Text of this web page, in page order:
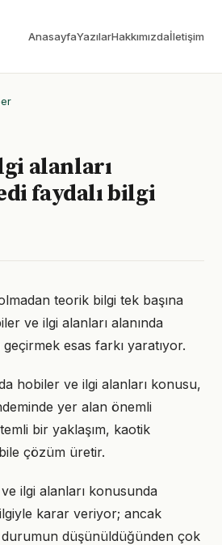
AnasayfaYazılarHakkımızdaİletişim
alanları
faydalı bilgi
teorik bilgi tek başına
ve ilgi alanları alanında
esas farkı yaratıyor.
hobiler ve ilgi alanları konusu,
yer alan önemli
bir yaklaşım, kaotik
çözüm üretir.
ilgi alanları konusunda
karar veriyor; ancak
düşünüldüğünden çok